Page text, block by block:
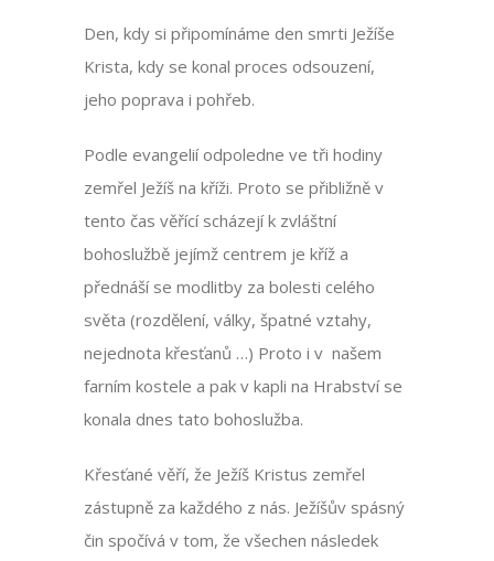
Den, kdy si připomínáme den smrti Ježíše
Krista, kdy se konal proces odsouzení,
jeho poprava i pohřeb.
Podle evangelií odpoledne ve tři hodiny
zemřel Ježíš na kříži. Proto se přibližně v
tento čas věřící scházejí k zvláštní
bohoslužbě jejímž centrem je kříž a
přednáší se modlitby za bolesti celého
světa (rozdělení, války, špatné vztahy,
nejednota křesťanů …) Proto i v našem
farním kostele a pak v kapli na Hrabství se
konala dnes tato bohoslužba.
Křesťané věří, že Ježíš Kristus zemřel
zástupně za každého z nás. Ježíšův spásný
čin spočívá v tom, že všechen následek